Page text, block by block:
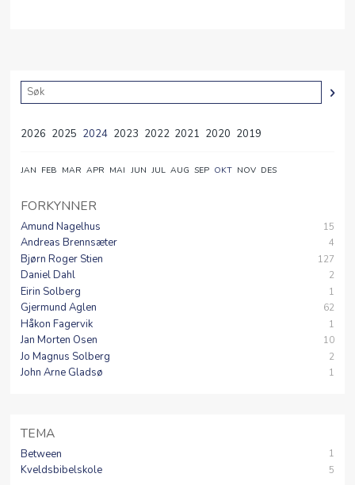
2026 2025 2024 2023 2022 2021 2020 2019
JAN FEB MAR APR MAI JUN JUL AUG SEP OKT NOV DES
FORKYNNER
Amund Nagelhus 15
Andreas Brennsæter 4
Bjørn Roger Stien 127
Daniel Dahl 2
Eirin Solberg 1
Gjermund Aglen 62
Håkon Fagervik 1
Jan Morten Osen 10
Jo Magnus Solberg 2
John Arne Gladsø 1
TEMA
Between 1
Kveldsbibelskole 5